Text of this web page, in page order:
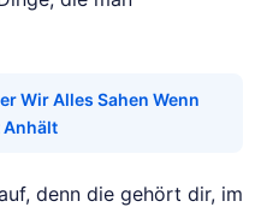
Wir Alles Sahen Wenn
Anhält
denn die gehört dir, im